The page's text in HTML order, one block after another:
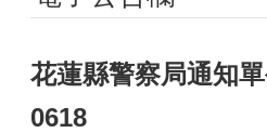
花蓮縣警察局通知
0618